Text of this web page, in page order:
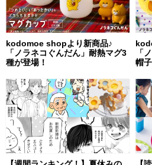
kodomoe shopより新商品♪
「ノラネコぐんだん」耐熱マグ3
種が登場！
「
帽